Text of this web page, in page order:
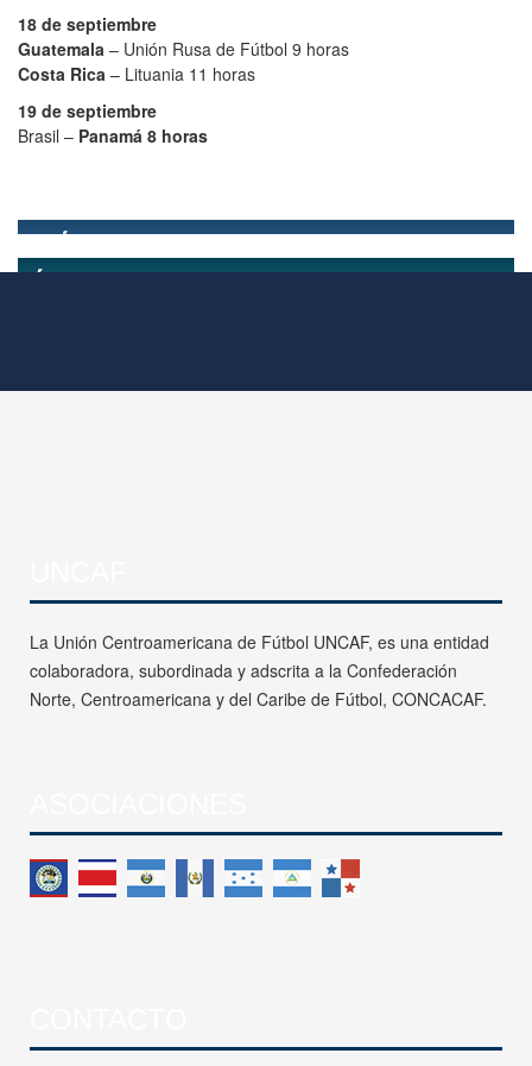
18 de septiembre
Guatemala – Unión Rusa de Fútbol 9 horas
Costa Rica – Lituania 11 horas
19 de septiembre
Brasil – Panamá 8 horas
La Unión Centroamericana de Fútbol UNCAF, es una entidad
colaboradora, subordinada y adscrita a la Confederación
Norte, Centroamericana y del Caribe de Fútbol, CONCACAF.